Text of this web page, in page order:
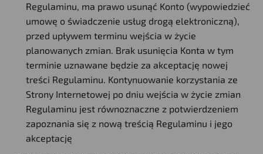
Regulaminu, ma prawo usunąć Konto (wypowiedzieć
umowę o świadczenie usług drogą elektroniczną),
przed upływem terminu wejścia w życie
planowanych zmian. Brak usunięcia Konta w tym
terminie uznawane będzie za akceptację nowej
treści Regulaminu. Kontynuowanie korzystania ze
Strony Internetowej po dniu wejścia w życie zmian
Regulaminu jest równoznaczne z potwierdzeniem
zapoznania się z nową treścią Regulaminu i jego
akceptację